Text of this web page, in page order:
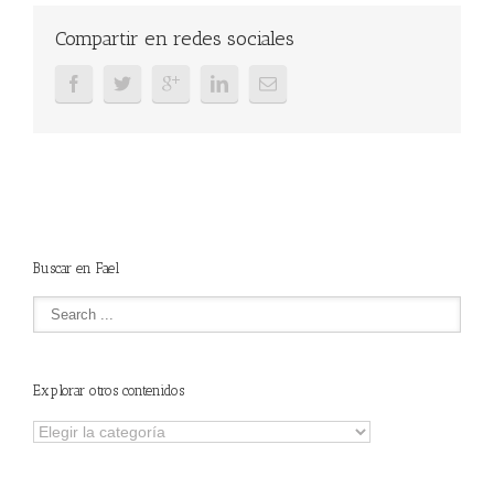
Compartir en redes sociales
Buscar en Fael
Explorar otros contenidos
Explorar